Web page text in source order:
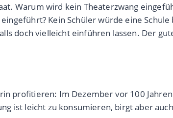
Warum wird kein Theaterzwang
Kein Schüler würde eine Schule
doch vielleicht einführen lassen. Der
profitieren: Im Dezember vor 100
ist leicht zu konsumieren, birgt aber